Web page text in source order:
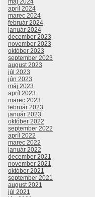
máj 2024
apríl 2024
marec 2024
február 2024
január 2024
december 2023
november 2023
október 2023
september 2023
august 2023
júl 2023
jún 2023
máj 2023
apríl 2023
marec 2023
február 2023
január 2023
október 2022
september 2022
apríl 2022
marec 2022
január 2022
december 2021
november 2021
október 2021
september 2021
august 2021
júl 2021